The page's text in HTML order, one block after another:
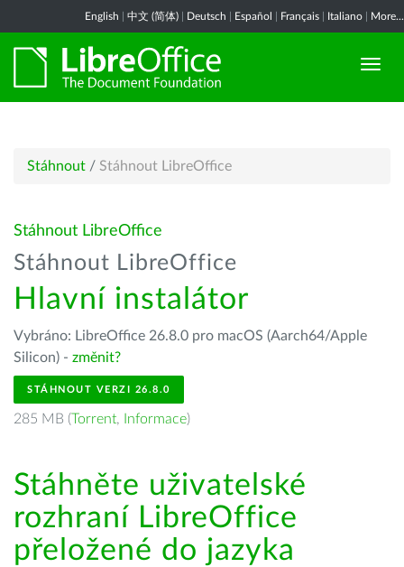
English 中文 (简体) Deutsch Español Français Italiano More...
Stáhnout / Stáhnout LibreOffice
Stáhnout LibreOffice
Stáhnout LibreOffice
Hlavní instalátor
Vybráno: LibreOffice 26.8.0 pro macOS (Aarch64/Apple
Silicon) - změnit?
STÁHNOUT VERZI 26.8.0
285 MB (Torrent, Informace)
Stáhněte uživatelské
rozhraní LibreOffice
přeložené do jazyka